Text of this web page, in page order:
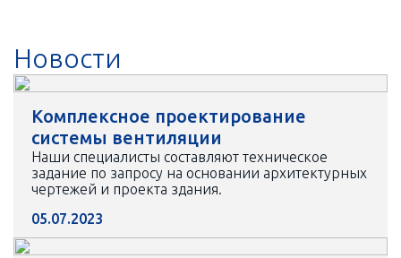
Новости
Комплексное проектирование
системы вентиляции
Наши специалисты составляют техническое
задание по запросу на основании архитектурных
чертежей и проекта здания.
05.07.2023